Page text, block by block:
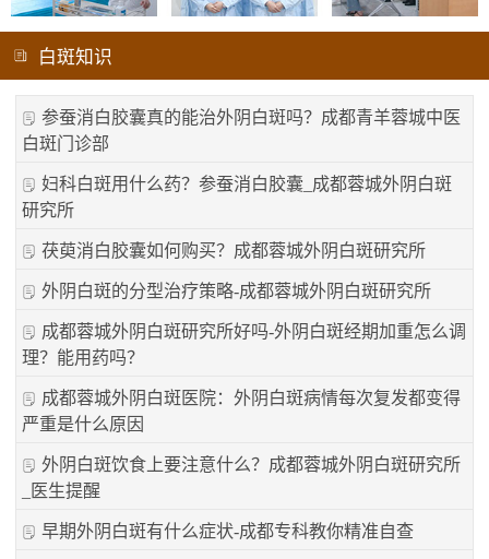
白斑知识
参蚕消白胶囊真的能治外阴白斑吗？成都青羊蓉城中医
白斑门诊部
妇科白斑用什么药？参蚕消白胶囊_成都蓉城外阴白斑
研究所
茯萸消白胶囊如何购买？成都蓉城外阴白斑研究所
外阴白斑的分型治疗策略-成都蓉城外阴白斑研究所
成都蓉城外阴白斑研究所好吗-外阴白斑经期加重怎么调
理？能用药吗？
成都蓉城外阴白斑医院：外阴白斑病情每次复发都变得
严重是什么原因
外阴白斑饮食上要注意什么？成都蓉城外阴白斑研究所
_医生提醒
早期外阴白斑有什么症状-成都专科教你精准自查